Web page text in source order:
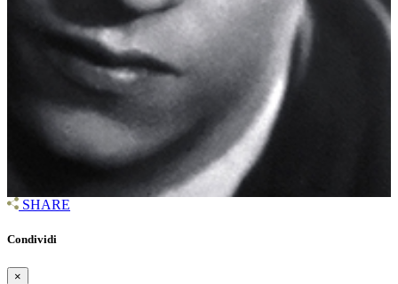
SHARE
Condividi
×